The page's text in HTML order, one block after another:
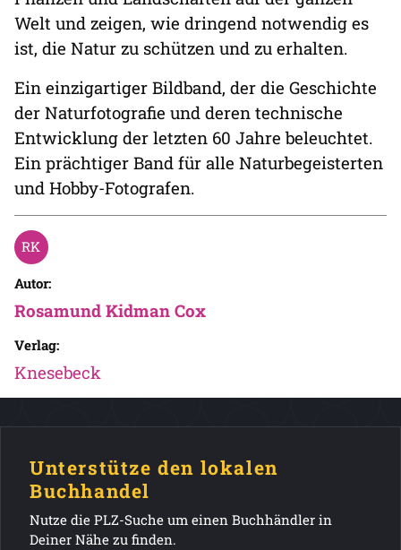
Welt und zeigen, wie dringend notwendig es
ist, die Natur zu schützen und zu erhalten.
Ein einzigartiger Bildband, der die Geschichte
der Naturfotografie und deren technische
Entwicklung der letzten 60 Jahre beleuchtet.
Ein prächtiger Band für alle Naturbegeisterten
und Hobby-Fotografen.
Autor:
Rosamund Kidman Cox
Verlag:
Knesebeck
Unterstütze den lokalen
Buchhandel
Nutze die PLZ-Suche um einen Buchhändler in
Deiner Nähe zu finden.